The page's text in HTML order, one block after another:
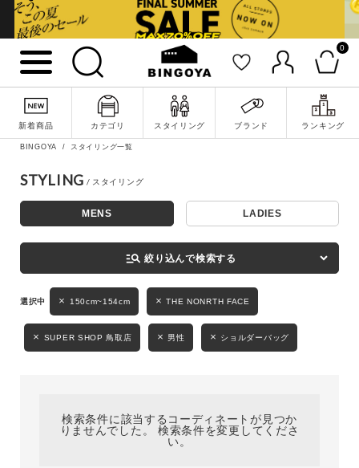
0
新着商品 カテゴリ スタイリング ブランド ランキング
詳細検索
キーワード
性別
MENS LADIES
BINGOYA スタイリング一覧
STYLING
MENS LADIES
manage_search 絞り込んで検索する
150cm~154cm THE NONRTH FACE
SUPER SHOP 鳥取店 男性 ショルダーバッグ
検索条件に該当するコーディネートが見つか
りませんでした。 検索条件を変更してくださ
い。